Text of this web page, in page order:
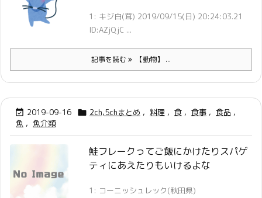
1: キジ白(茸) 2019/09/15(日) 20:24:03.21
ID:AZjQjC ...
記事を読む 【動物】 ...
 2019-09-16  2ch,5chまとめ , 料理 , 食 , 食事 , 食品 ,
魚 , 魚介類
鮭フレークってご飯にかけたりスパゲ
ティにあえたりもいけるよな
1: コーニッシュレック(秋田県)